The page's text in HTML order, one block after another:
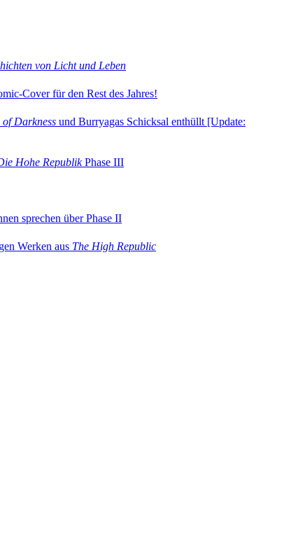
von Licht und Leben
Cover für den Rest des Jahres!
Darkness und Burryagas Schicksal enthüllt [Update:
Hohe RepublikPhase III
sprechen über Phase II
Werken aus The High Republic